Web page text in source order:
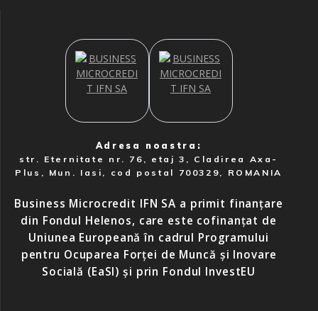
Adresa noastra:
str. Eternitate nr. 76, etaj 3, Cladirea Axa-
Plus, Mun. Iasi, cod postal 700329, ROMANIA
Business Microcredit IFN SA a primit finanțare
din Fondul Helenos, care este cofinanțat de
Uniunea Europeană în cadrul Programului
pentru Ocuparea Forței de Muncă și Inovare
Socială (EaSI) și prin Fondul InvestEU